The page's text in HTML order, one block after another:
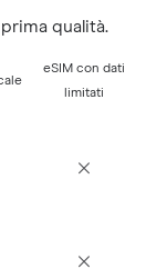
qualità.
eSIM con dati
limitati